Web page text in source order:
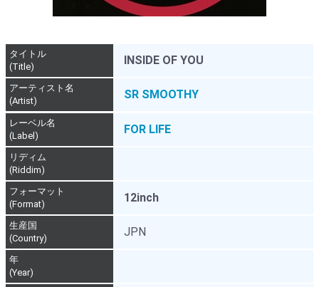
タイトル
(Title)
INSIDE OF YOU
アーティスト名
(Artist)
SR SMOOTHY
レーベル名
(Label)
FOR LIFE
リディム
(Riddim)
フォーマット
(Format)
12inch
生産国
(Country)
JPN
年
(Year)